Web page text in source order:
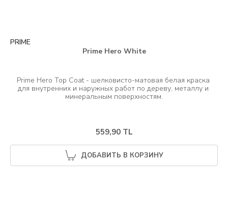
PRIME
Prime Hero White
Prime Hero Top Coat - шелковисто-матовая белая краска
для внутренних и наружных работ по дереву, металлу и
559,90 TL
ДОБАВИТЬ В КОРЗИНУ